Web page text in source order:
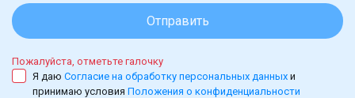
Отправить
Пожалуйста, отметьте галочку
Я даю Согласие на обработку персональных данных и
принимаю условия Положения о конфиденциальности